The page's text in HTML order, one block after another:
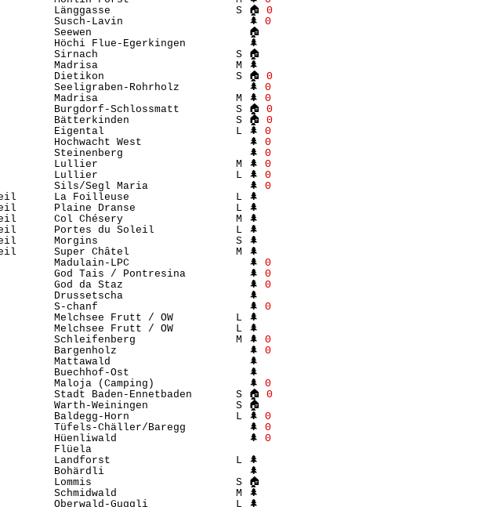
Länggasse                    S 🏠
Θ
Susch-Lavin                    🌲
Θ
Seewen                         🏠
Höchi Flue-Egerkingen          🌲
Sirnach                      S 🏠
Madrisa                      M 🌲
Dietikon                     S 🏠
Θ
Seeligraben-Rohrholz           🌲
Θ
Madrisa                      M 🌲 Θ
Burgdorf-Schlossmatt         S 🏠
Θ
Bätterkinden                 S 🏠
Θ
Eigental                     L 🌲
Θ
Hochwacht West                 🌲
Θ
Steinenberg                    🌲
Θ
Lullier                      M 🌲
Θ
Lullier                      L 🌲 Θ
Sils/Segl Maria                🌲
Θ
La Foilleuse                 L 🌲
Plaine Dranse                L 🌲
Col Chésery                  M 🌲
Portes du Soleil             L 🌲
Morgins                      S 🌲
Super Châtel                 M 🌲
Madulain-LPC                   🌲
Θ
God Tais / Pontresina          🌲
Θ
God da Staz                    🌲
Θ
Drussetscha                    🌲
S-chanf                        🌲
Θ
Melchsee Frutt / OW          L 🌲
Melchsee Frutt / OW          L 🌲
Schleifenberg                M 🌲
Θ
Bargenholz                     🌲
Θ
Mattawald                      🌲
Buechhof-Ost                   🌲
Maloja (Camping)               🌲
Θ
Stadt Baden-Ennetbaden       S 🏠
Θ
Warth-Weiningen              S 🏠
Baldegg-Horn                 L 🌲
Θ
Tüfels-Chäller/Baregg          🌲
Θ
Hüenliwald                     🌲
Θ
Flüela
Landforst                    L 🌲
Bohärdli                       🌲
Lommis                       S 🏠
Schmidwald                   M 🌲
Oberwald-Guggli              L 🌲